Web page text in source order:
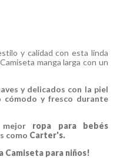
y calidad con esta linda
manga larga con un
y delicados con la piel
cómodo y fresco durante
mejor ropa para bebés
como Carter's.
Camiseta para niños!